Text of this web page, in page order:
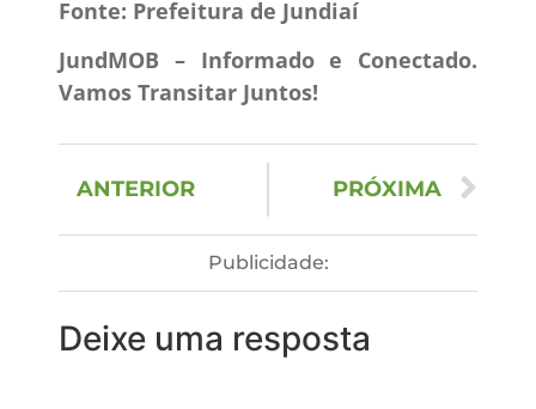
Fonte: Prefeitura de Jundiaí
JundMOB – Informado e Conectado.
Vamos Transitar Juntos!
ANTERIOR PRÓXIMA
Publicidade:
Deixe uma resposta